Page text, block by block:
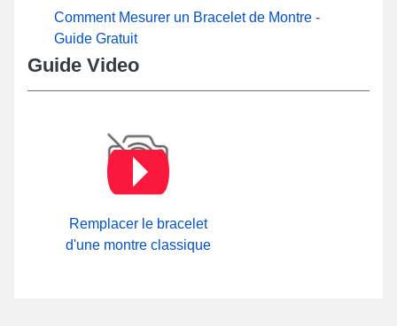
Comment Mesurer un Bracelet de Montre -
Guide Gratuit
Guide Video
Remplacer le bracelet
d'une montre classique